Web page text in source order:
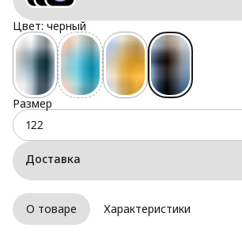
Цвет: черный
Размер
122
Доставка
О товаре Характеристики